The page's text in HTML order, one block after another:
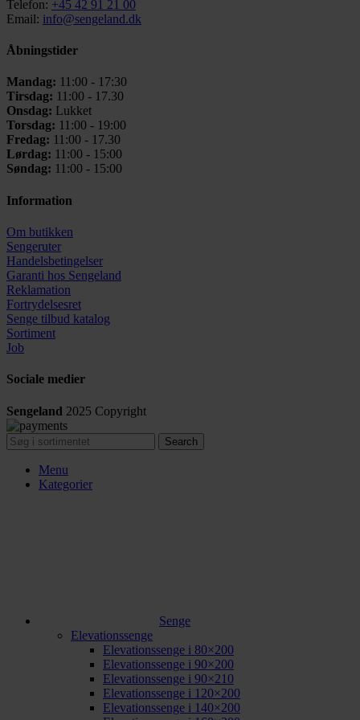
Telefon: +45 42 91 21 00
Email: info@sengeland.dk
Åbningstider
Mandag: 11:00 - 17:30
Tirsdag: 11:00 - 17.30
Onsdag: Lukket
Torsdag: 11:00 - 19:00
Fredag: 11:00 - 17.30
Lørdag: 11:00 - 15:00
Søndag: 11:00 - 15:00
Information
Om butikken
Sengeruter
Handelsbetingelser
Garanti hos Sengeland
Reklamation
Fortrydelsesret
Senge tilbud katalog
Sortiment
Job
Sociale medier
Sengeland 2025 Copyright
Search
Menu
Kategorier
Senge
Elevationssenge
Elevationssenge i 80×200
Elevationssenge i 90×200
Elevationssenge i 90×210
Elevationssenge i 120×200
Elevationssenge i 140×200